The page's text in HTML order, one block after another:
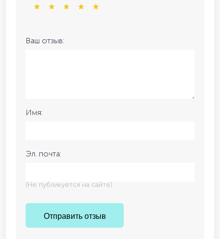
Ваш отзыв:
Имя:
Эл. почта:
(Не публикуется на сайте)